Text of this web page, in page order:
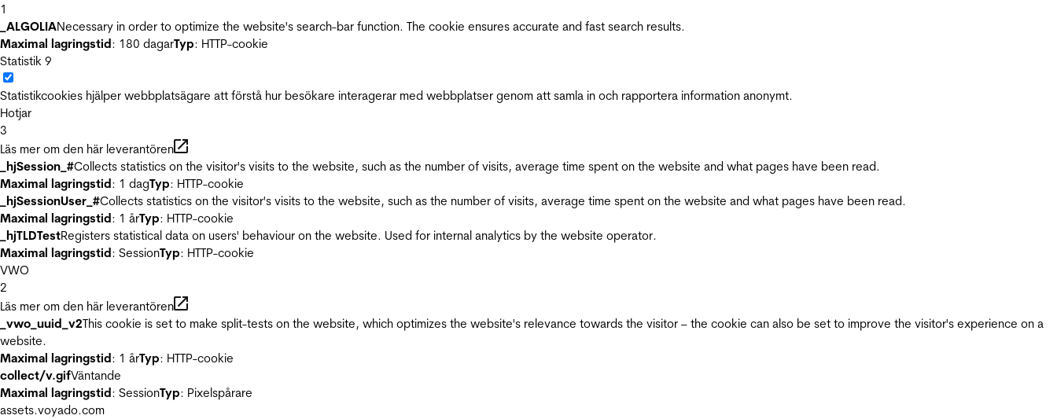
1
_ALGOLIANecessary in order to optimize the website's search-bar function. The cookie ensures accurate and fast search results.
Maximal lagringstid: 180 dagarTyp: HTTP-cookie
Statistik 9
Statistikcookies hjälper webbplatsägare att förstå hur besökare interagerar med webbplatser genom att samla in och rapportera information anonymt.
Hotjar
3
Läs mer om den här leverantören
_hjSession_#Collects statistics on the visitor's visits to the website, such as the number of visits, average time spent on the website and what pages have been read.
Maximal lagringstid: 1 dagTyp: HTTP-cookie
_hjSessionUser_#Collects statistics on the visitor's visits to the website, such as the number of visits, average time spent on the website and what pages have been read.
Maximal lagringstid: 1 årTyp: HTTP-cookie
_hjTLDTestRegisters statistical data on users' behaviour on the website. Used for internal analytics by the website operator.
Maximal lagringstid: SessionTyp: HTTP-cookie
VWO
2
Läs mer om den här leverantören
_vwo_uuid_v2This cookie is set to make split-tests on the website, which optimizes the website's relevance towards the visitor – the cookie can also be set to improve the visitor's experience on a
website.
Maximal lagringstid: 1 årTyp: HTTP-cookie
collect/v.gifVäntande
Maximal lagringstid: SessionTyp: Pixelspårare
assets.voyado.com